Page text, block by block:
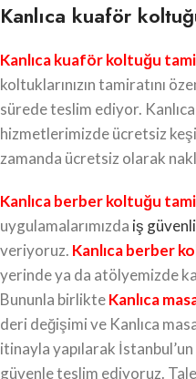
Kanlıca kuaför
Kanlıca kuaför koltuğu
koltuklarınızın tamiratını
sürede teslim ediyor.
hizmetlerimizde ücretsiz
zamanda ücretsiz olarak
Kanlıca berber koltuğu
uygulamalarımızda iş
veriyoruz. Kanlıca berber
yerinde ya da atölyemizde
Bununla birlikteKanlıca
deri değişimi ve Kanlıca
itinayla yapılarak
güvenle teslim ediyoruz.